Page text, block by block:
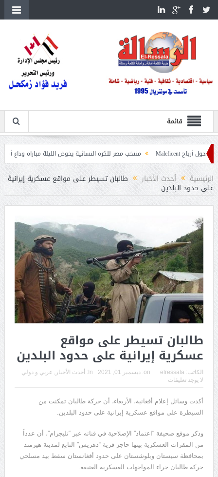
قائمة
منتخب مصر للكرة النسائية يخوض الليلة مباراة وداع أمم إفريقيا أمام
الرئيسية أحدث الأخبار طالبان تسيطر على مواقع عسكرية إيرانية
على حدود البلدين
طالبان تسيطر على مواقع
عسكرية إيرانية على حدود البلدين
الكاتب: elressala
on: ديسمبر 01, 2021 In: أحدث الأخبار , عربي و دولي
لا يوجد تعليقات
أكدت وسائل إعلام أفغانية، الأربعاء، أن حركة طالبان تمكنت من
السيطرة على مواقع عسكرية إيرانية على حدود البلدين.
وذكر موقع صحيفة “اعتماد” الإصلاحية في قناته عبر “تليجرام”، أن عدداً
من المقرات العسكرية بينها حاجز قرية “دهريس” التابع لمدينة هيرمند
بمحافظة سيستان وبلوشستان على حدود أفغانستان سقط بيد مسلحي
حركة طالبان جراء المواجهات العسكرية العنيفة.